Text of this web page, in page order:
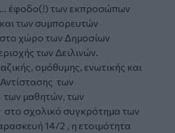
έφοδο(!) των εκπροσώπων
των συμπορευτών
χώρο των Δημοσίων
των Δειλινών.
ομόθυμης, ενωτικής και
των
των μαθητών, των
στο σχολικό συγκρότημα των
14/2 , η ετοιμότητα